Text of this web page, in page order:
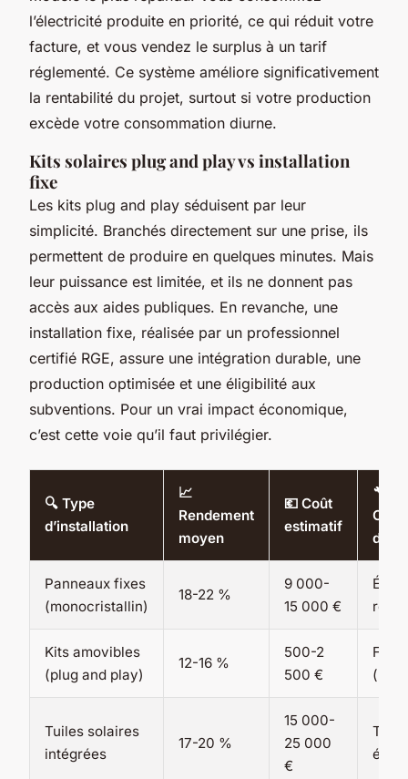
l’électricité produite en priorité, ce qui réduit votre
facture, et vous vendez le surplus à un tarif
réglementé. Ce système améliore significativement
la rentabilité du projet, surtout si votre production
excède votre consommation diurne.
Kits solaires plug and play vs installation
fixe
Les kits plug and play séduisent par leur
simplicité. Branchés directement sur une prise, ils
permettent de produire en quelques minutes. Mais
leur puissance est limitée, et ils ne donnent pas
accès aux aides publiques. En revanche, une
installation fixe, réalisée par un professionnel
certifié RGE, assure une intégration durable, une
production optimisée et une éligibilité aux
subventions. Pour un vrai impact économique,
c’est cette voie qu’il faut privilégier.
🔍 Type
d’installation
📈
Rendement
moyen
💶 Coût
estimatif
🔧
de
Panneaux fixes
(monocristallin)
18-22 %
9 000-
15 000 €
Kits amovibles
(plug and play)
12-16 %
500-2
500 €
Tuiles solaires
intégrées
17-20 %
15 000-
25 000
€
Très